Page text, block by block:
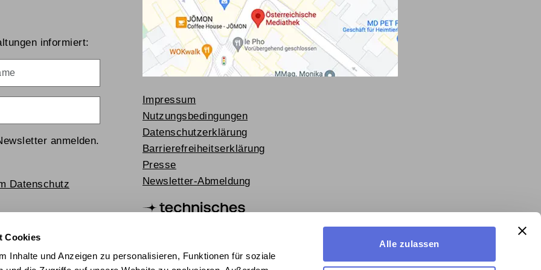
Cookies
Inhalte und Anzeigen zu personalisieren, Funktionen für soziale
Alle zulassen
informiert:
anmelden.
Datenschutz
Impressum
Nutzungsbedingungen
Datenschutzerklärung
Barrierefreiheitserklärung
Presse
Newsletter-Abmeldung